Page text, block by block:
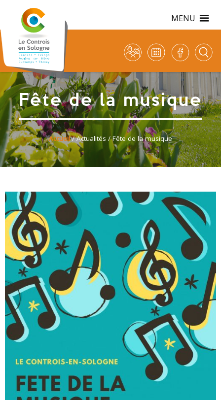
MENU
Fête de la musique
Accueil/Actualités / Fête de la musique